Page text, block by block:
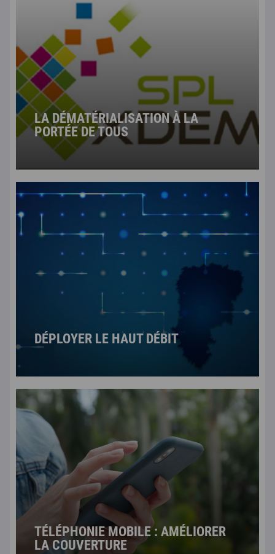
LA DÉMATÉRIALISATION À LA
PORTÉE DE TOUS
DÉPLOYER LE HAUT DÉBIT
TÉLÉPHONIE MOBILE : AMÉLIORER
LA COUVERTURE